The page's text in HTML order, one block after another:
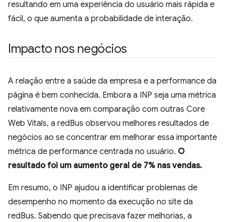
resultando em uma experiência do usuário mais rápida e
fácil, o que aumenta a probabilidade de interação.
Impacto nos negócios
A relação entre a saúde da empresa e a performance da
página é bem conhecida. Embora a INP seja uma métrica
relativamente nova em comparação com outras Core
Web Vitals, a redBus observou melhores resultados de
negócios ao se concentrar em melhorar essa importante
métrica de performance centrada no usuário. O
resultado foi um aumento geral de 7% nas vendas.
Em resumo, o INP ajudou a identificar problemas de
desempenho no momento da execução no site da
redBus. Sabendo que precisava fazer melhorias, a